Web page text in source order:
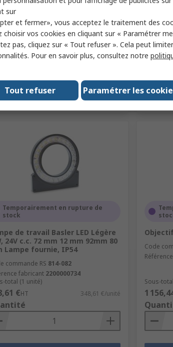
total (1 unité)
€HT 1 156,44 €/unité
Ajouter
Comparer
7,40 €
Temporairement en rupture de
stock
de travail Basler LED Légère
24V c.c. 72 mm 12 mm 92mm 80
Lampe fournie, IP54
commande RS 814-082
fabricant 2200000734
total (1 unité)
€HT 348,61 €/unité
Code
Sous-
1
sur
et fermer», vous acceptez le traitement des
choisir vos cookies en cliquant sur « Paramétrer
pas, cliquez sur « Tout refuser ». Cela peut limiter
Pour en savoir plus, consultez notre
Paramétrer les
Tout refuser